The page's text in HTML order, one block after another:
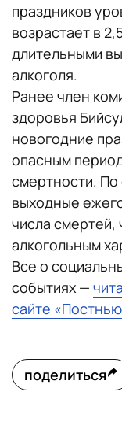
праздников
возрастает в
длительными
алкоголя.
Ранее член
здоровья
новогодние
опасным
смертности. По
выходные
числа смертей,
алкогольным
Все о
событиях —
сайте
поделиться